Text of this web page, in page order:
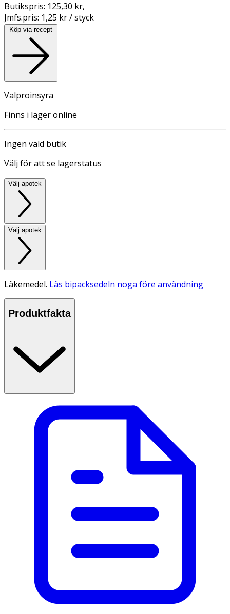
Butikspris: 125,30 kr,
Jmfs.pris: 1,25 kr / styck
Köp via recept
Valproinsyra
Finns i lager online
Ingen vald butik
Välj för att se lagerstatus
Välj apotek
Välj apotek
Läkemedel. Läs bipacksedeln noga före användning
Produktfakta